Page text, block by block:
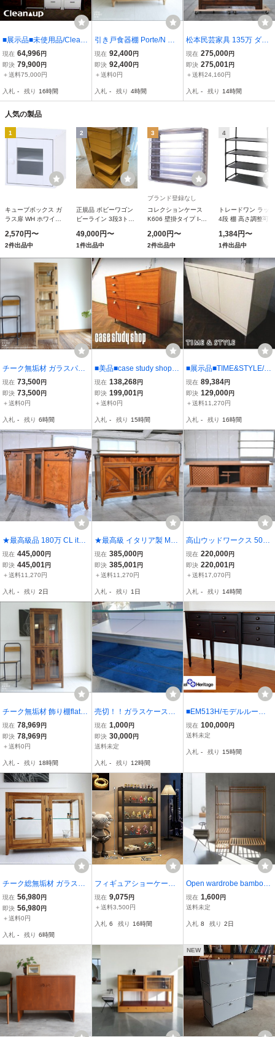
■展示品■未使用品/Clean
up/クリナップ/ステディ
ア/W182/蒸気排出ユニッ
ト/キッチンキャビネット/
mm4633m
現在 64,996円
即決 79,900円
＋送料75,000円
入札 - 残り 16時間
引き戸食器棚 Porte/N キ
ッチン収納 飾り棚 カウン
ター ナチュラル 引出二杯
収納家具 チーク無垢材 世
現在 92,400円
即決 92,400円
＋送料0円
入札 - 残り 4時間
松本民芸家具 135万 ダイ
ヤカット型飾棚 ミズメザ
クラ無垢材 食器棚 カップ
ボード キャビネット 収納
チン
現在 275,000円
即決 275,001円
＋送料24,160円
入札 - 残り 14時間
人気の製品
1
キューブボックス ガ
ラス扉 WH ホワイト
易99900
2,570円〜
2件出品中
2
正規品 ボビーワゴン
ビーライン 3段3トレ
付 キッチンワゴン キ
ャビネット 収納 デス
クワゴン サイドテー
ブル 引き出し 超
PayPay祭
49,000円〜
1件出品中
3
ブランド登録なし
コレクションケース
K606 壁掛タイプ I-
ク）
2,000円〜
2件出品中
4
トレードワン ラック
4段 棚 高さ調整可能
奥行28cm シン
1,384円〜
1件出品中
チーク無垢材 ガラスパン
ケース三枚扉N ショーケ
ース 陳列ケ－ス 飾り棚
食器棚 店舗什器 コレクシ
現在 73,500円
即決 73,500円
＋送料0円
入札 - 残り 6時間
■美品■case study shop/
ケーススタディショップ■
希少■レア品！■Vintage/
ヴィンテージ■サイドボー
現在 138,268円
即決 199,001 円
＋送料0円
入札 - 残り 15時間
■展示品■TIME&STYLE/タ
イム&スタイル■高級■ELL
IPSIS C-121L/エリプシス
■モダン■リビングキャビ
現在 89,384円
即決 129,000円
＋送料11,270円
入札 - 残り 16時間
★最高級品 180万 CL itali
a リビングボード マホガ
ニー材 サイド アールヌー
ボー クラシック シーエル
レッリ
現在 445,000円
即決 445,001 円
＋送料11,270円
入札 - 残り 2日
★最高級 イタリア製 Med
ea 158万「ART977」サ
イドボード マホガニー材
キャビネット 彫刻 アール
家具 CL italia
現在 385,000円
即決 385,001 円
＋送料11,270円
入札 - 残り 1日
高山ウッドワークス 50万
リビングボード ウォール
ナット無垢材 市松模様 キ
ャビネット サイド 飛騨
柏木工 KASHIWA
現在 220,000円
即決 220,001 円
＋送料17,070円
入札 - 残り 14時間
チーク無垢材 飾り棚flat/M
ed 食器棚 コレクションケ
ース ショーケース シンプ
ル 店舗什器 収納家具 三
現在 78,969円
即決 78,969円
＋送料0円
入札 - 残り 18時間
売切！！ガラスケース
鍵付き！みせる収納 時
計 アクセサリーなど小
物にも
現在 1,000円
即決 30,000円
送料未定
入札 - 残り 12時間
■EM513H/モデルルーム
展示品/ドレクセル/DREX
EL/72万/ベネディクト/最
ード/コンソール/キャビネ
現在 100,000円
送料未定
入札 - 残り 15時間
チーク総無垢材 ガラスパ
ンケース80N ショーケー
ス 陳列ケ－ス 飾り棚 店
舗什器 キャビネット コレ
現在 56,980円
即決 56,980円
＋送料0円
入札 - 残り 6時間
フィギュアショーケース
ロック付き アクリル 透明
防塵ショーケース レゴ ブ
収納ケース zchw0402.2
現在 9,075円
＋送料3,500円
入札 6 残り 16時間
Open wardrobe bamboo
shelves / #ACTUS #大塚
家具 #無印 #IDEE 北欧 天
モダン ワードローブ ハン
現在 1,600円
送料未定
入札 8 残り 2日
NEW